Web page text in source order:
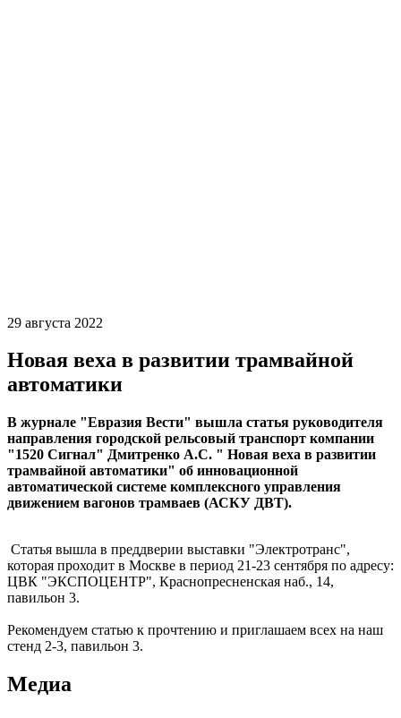
29 августа 2022
Новая веха в развитии трамвайной
автоматики
В журнале "Евразия Вести" вышла ​​статья руководителя
направления городской рельсовый транспорт компании
"1520 Сигнал" Дмитренко А.С. " Новая веха в развитии
трамвайной автоматики" об инновационной
автоматической системе комплексного управления
движением вагонов трамваев (АСКУ ДВТ).
Статья вышла в преддверии выставки "Электротранс",
которая проходит в Москве в период 21-23 сентября по адресу:
ЦВК "ЭКСПОЦЕНТР", Краснопресненская наб., 14,
павильон 3.
Рекомендуем статью к прочтению и приглашаем всех на наш
стенд 2-3, павильон 3.
Медиа